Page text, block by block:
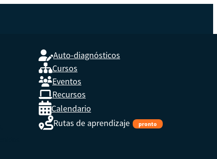
Auto-diagnósticos
Cursos
Eventos
Recursos
Calendario
Rutas de aprendizaje
pronto